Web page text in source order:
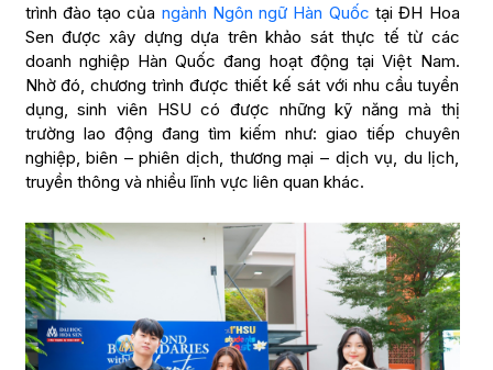
trình đào tạo của ngành Ngôn ngữ Hàn Quốc tại ĐH Hoa
Sen được xây dựng dựa trên khảo sát thực tế từ các
doanh nghiệp Hàn Quốc đang hoạt động tại Việt Nam.
Nhờ đó, chương trình được thiết kế sát với nhu cầu tuyển
dụng, sinh viên HSU có được những kỹ năng mà thị
trường lao động đang tìm kiếm như: giao tiếp chuyên
nghiệp, biên – phiên dịch, thương mại – dịch vụ, du lịch,
truyền thông và nhiều lĩnh vực liên quan khác.